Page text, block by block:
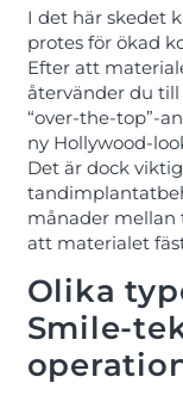
I det här skedet
protes för ökad
Efter att
återvänder du
“over-the-top”-
ny Hollywood-
Det är dock
månader mellan
att materialet
Olika
Smile-